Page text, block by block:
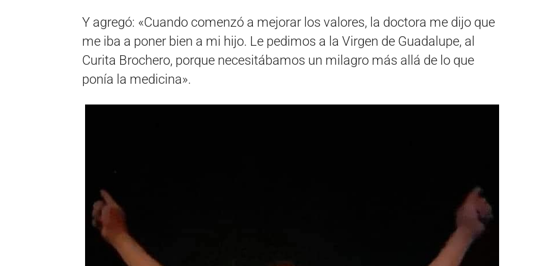
Y agregó: «Cuando comenzó a mejorar los valores, la doctora me dijo que
me iba a poner bien a mi hijo. Le pedimos a la Virgen de Guadalupe, al
Curita Brochero, porque necesitábamos un milagro más allá de lo que
ponía la medicina».